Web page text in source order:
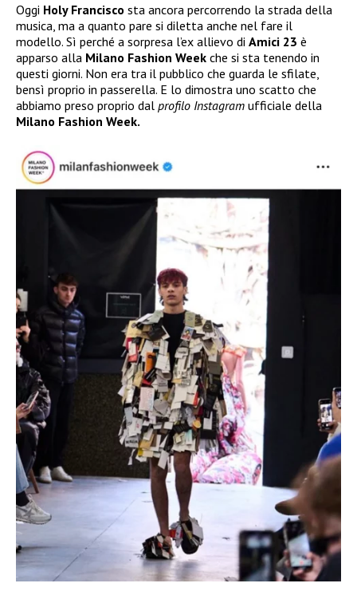
Oggi Holy Francisco sta ancora percorrendo la strada della
musica, ma a quanto pare si diletta anche nel fare il
modello. Sì perché a sorpresa l’ex allievo di Amici 23 è
apparso alla Milano Fashion Week che si sta tenendo in
questi giorni. Non era tra il pubblico che guarda le sfilate,
bensì proprio in passerella. E lo dimostra uno scatto che
abbiamo preso proprio dal profilo Instagram ufficiale della
Milano Fashion Week.